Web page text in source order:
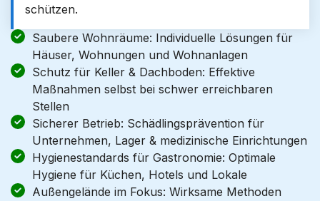
schützen.
Saubere Wohnräume: Individuelle Lösungen für
Häuser, Wohnungen und Wohnanlagen
Schutz für Keller & Dachboden: Effektive
Maßnahmen selbst bei schwer erreichbaren
Stellen
Sicherer Betrieb: Schädlingsprävention für
Unternehmen, Lager & medizinische Einrichtungen
Hygienestandards für Gastronomie: Optimale
Hygiene für Küchen, Hotels und Lokale
Außengelände im Fokus: Wirksame Methoden